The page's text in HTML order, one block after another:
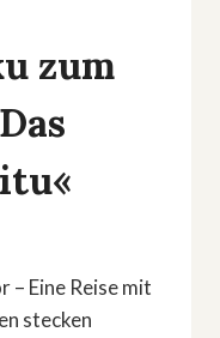
zum
– Eine Reise mit
stecken